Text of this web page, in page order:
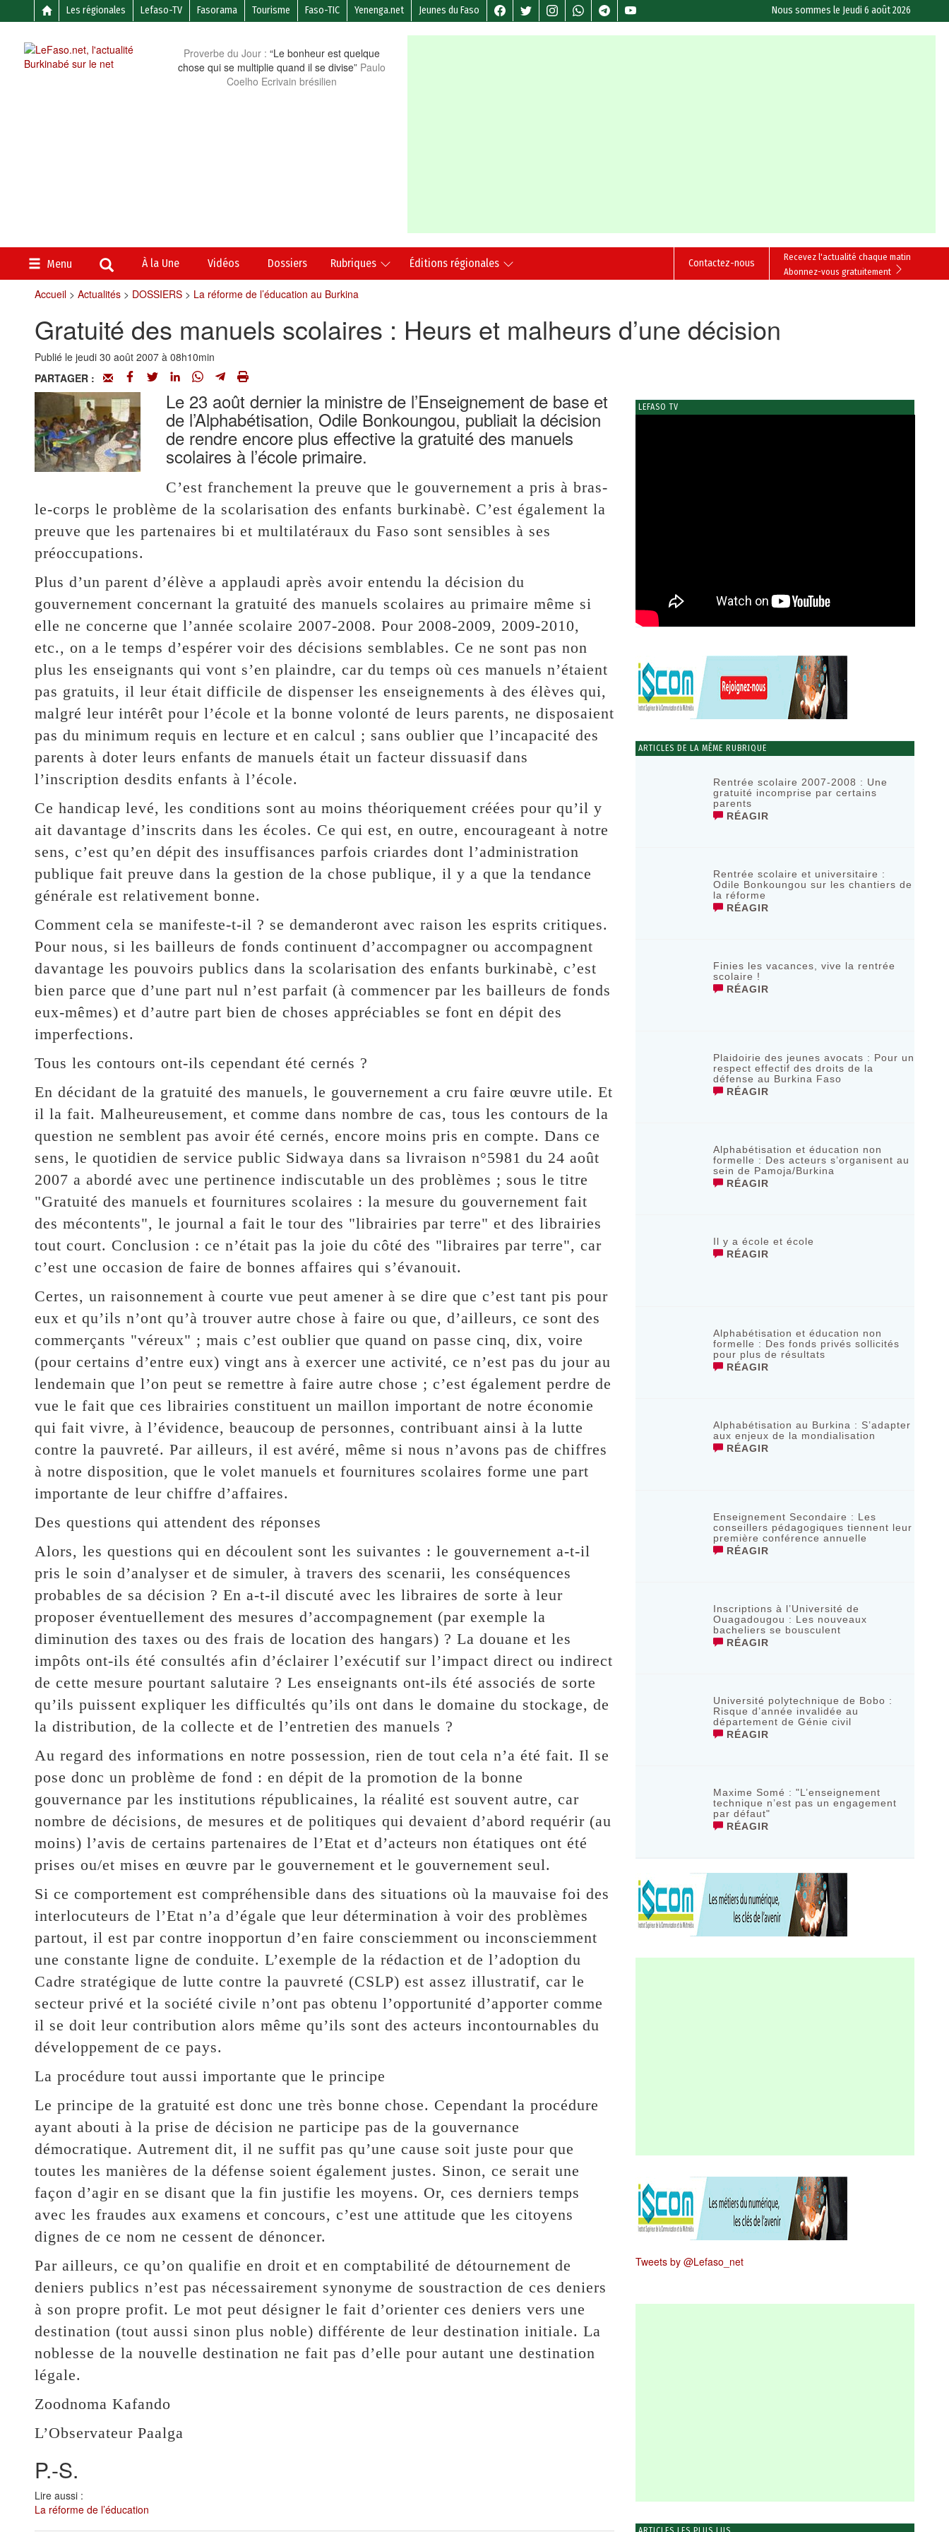
Les régionales Lefaso-TV Fasorama Tourisme Faso-TIC Yenenga.net Jeunes du Faso Nous sommes le Jeudi 6 août 2026
Proverbe du Jour : “Le bonheur est quelque
chose qui se multiplie quand il se divise” Paulo
Coelho Ecrivain brésilien
Menu À la Une Vidéos Dossiers Rubriques Éditions régionales
Recevez l'actualité chaque matin
Abonnez-vous gratuitement
Contactez-nous
Accueil> Actualités> DOSSIERS> La réforme de l’éducation au Burkina
Gratuité des manuels scolaires : Heurs et malheurs d’une décision
Publié le jeudi 30 août 2007 à 08h10min
PARTAGER :
Le 23 août dernier la ministre de l’Enseignement de base et
de l’Alphabétisation, Odile Bonkoungou, publiait la décision
de rendre encore plus effective la gratuité des manuels
scolaires à l’école primaire.
C’est franchement la preuve que le gouvernement a pris à bras-
le-corps le problème de la scolarisation des enfants burkinabè. C’est également la
preuve que les partenaires bi et multilatéraux du Faso sont sensibles à ses
préoccupations.
Plus d’un parent d’élève a applaudi après avoir entendu la décision du
gouvernement concernant la gratuité des manuels scolaires au primaire même si
elle ne concerne que l’année scolaire 2007-2008. Pour 2008-2009, 2009-2010,
etc., on a le temps d’espérer voir des décisions semblables. Ce ne sont pas non
plus les enseignants qui vont s’en plaindre, car du temps où ces manuels n’étaient
pas gratuits, il leur était difficile de dispenser les enseignements à des élèves qui,
malgré leur intérêt pour l’école et la bonne volonté de leurs parents, ne disposaient
pas du minimum requis en lecture et en calcul ; sans oublier que l’incapacité des
parents à doter leurs enfants de manuels était un facteur dissuasif dans
l’inscription desdits enfants à l’école.
Ce handicap levé, les conditions sont au moins théoriquement créées pour qu’il y
ait davantage d’inscrits dans les écoles. Ce qui est, en outre, encourageant à notre
sens, c’est qu’en dépit des insuffisances parfois criardes dont l’administration
publique fait preuve dans la gestion de la chose publique, il y a que la tendance
générale est relativement bonne.
Comment cela se manifeste-t-il ? se demanderont avec raison les esprits critiques.
Pour nous, si les bailleurs de fonds continuent d’accompagner ou accompagnent
davantage les pouvoirs publics dans la scolarisation des enfants burkinabè, c’est
bien parce que d’une part nul n’est parfait (à commencer par les bailleurs de fonds
eux-mêmes) et d’autre part bien de choses appréciables se font en dépit des
imperfections.
Tous les contours ont-ils cependant été cernés ?
En décidant de la gratuité des manuels, le gouvernement a cru faire œuvre utile. Et
il la fait. Malheureusement, et comme dans nombre de cas, tous les contours de la
question ne semblent pas avoir été cernés, encore moins pris en compte. Dans ce
sens, le quotidien de service public Sidwaya dans sa livraison n°5981 du 24 août
2007 a abordé avec une pertinence indiscutable un des problèmes ; sous le titre
"Gratuité des manuels et fournitures scolaires : la mesure du gouvernement fait
des mécontents", le journal a fait le tour des "librairies par terre" et des librairies
tout court. Conclusion : ce n’était pas la joie du côté des "libraires par terre", car
c’est une occasion de faire de bonnes affaires qui s’évanouit.
Certes, un raisonnement à courte vue peut amener à se dire que c’est tant pis pour
eux et qu’ils n’ont qu’à trouver autre chose à faire ou que, d’ailleurs, ce sont des
commerçants "véreux" ; mais c’est oublier que quand on passe cinq, dix, voire
(pour certains d’entre eux) vingt ans à exercer une activité, ce n’est pas du jour au
lendemain que l’on peut se remettre à faire autre chose ; c’est également perdre de
vue le fait que ces librairies constituent un maillon important de notre économie
qui fait vivre, à l’évidence, beaucoup de personnes, contribuant ainsi à la lutte
contre la pauvreté. Par ailleurs, il est avéré, même si nous n’avons pas de chiffres
à notre disposition, que le volet manuels et fournitures scolaires forme une part
importante de leur chiffre d’affaires.
Des questions qui attendent des réponses
Alors, les questions qui en découlent sont les suivantes : le gouvernement a-t-il
pris le soin d’analyser et de simuler, à travers des scenarii, les conséquences
probables de sa décision ? En a-t-il discuté avec les libraires de sorte à leur
proposer éventuellement des mesures d’accompagnement (par exemple la
diminution des taxes ou des frais de location des hangars) ? La douane et les
impôts ont-ils été consultés afin d’éclairer l’exécutif sur l’impact direct ou indirect
de cette mesure pourtant salutaire ? Les enseignants ont-ils été associés de sorte
qu’ils puissent expliquer les difficultés qu’ils ont dans le domaine du stockage, de
la distribution, de la collecte et de l’entretien des manuels ?
Au regard des informations en notre possession, rien de tout cela n’a été fait. Il se
pose donc un problème de fond : en dépit de la promotion de la bonne
gouvernance par les institutions républicaines, la réalité est souvent autre, car
nombre de décisions, de mesures et de politiques qui devaient d’abord requérir (au
moins) l’avis de certains partenaires de l’Etat et d’acteurs non étatiques ont été
prises ou/et mises en œuvre par le gouvernement et le gouvernement seul.
Si ce comportement est compréhensible dans des situations où la mauvaise foi des
interlocuteurs de l’Etat n’a d’égale que leur détermination à voir des problèmes
partout, il est par contre inopportun d’en faire consciemment ou inconsciemment
une constante ligne de conduite. L’exemple de la rédaction et de l’adoption du
Cadre stratégique de lutte contre la pauvreté (CSLP) est assez illustratif, car le
secteur privé et la société civile n’ont pas obtenu l’opportunité d’apporter comme
il se doit leur contribution alors même qu’ils sont des acteurs incontournables du
développement de ce pays.
La procédure tout aussi importante que le principe
Le principe de la gratuité est donc une très bonne chose. Cependant la procédure
ayant abouti à la prise de décision ne participe pas de la gouvernance
démocratique. Autrement dit, il ne suffit pas qu’une cause soit juste pour que
toutes les manières de la défense soient également justes. Sinon, ce serait une
façon d’agir en se disant que la fin justifie les moyens. Or, ces derniers temps
avec les fraudes aux examens et concours, c’est une attitude que les citoyens
dignes de ce nom ne cessent de dénoncer.
Par ailleurs, ce qu’on qualifie en droit et en comptabilité de détournement de
deniers publics n’est pas nécessairement synonyme de soustraction de ces deniers
à son propre profit. Le mot peut désigner le fait d’orienter ces deniers vers une
destination (tout aussi sinon plus noble) différente de leur destination initiale. La
noblesse de la nouvelle destination ne fait pas d’elle pour autant une destination
légale.
Zoodnoma Kafando
L’Observateur Paalga
P.-S.
Lire aussi :
La réforme de l’éducation
LEFASO TV
ARTICLES DE LA MÊME RUBRIQUE
Rentrée scolaire 2007-2008 : Une
gratuité incomprise par certains
parents
RÉAGIR
Rentrée scolaire et universitaire :
Odile Bonkoungou sur les chantiers de
la réforme
RÉAGIR
Finies les vacances, vive la rentrée
scolaire !
RÉAGIR
Plaidoirie des jeunes avocats : Pour un
respect effectif des droits de la
défense au Burkina Faso
RÉAGIR
Alphabétisation et éducation non
formelle : Des acteurs s’organisent au
sein de Pamoja/Burkina
RÉAGIR
Il y a école et école
RÉAGIR
Alphabétisation et éducation non
formelle : Des fonds privés sollicités
pour plus de résultats
RÉAGIR
Alphabétisation au Burkina : S’adapter
aux enjeux de la mondialisation
RÉAGIR
Enseignement Secondaire : Les
conseillers pédagogiques tiennent leur
première conférence annuelle
RÉAGIR
Inscriptions à l’Université de
Ouagadougou : Les nouveaux
bacheliers se bousculent
RÉAGIR
Université polytechnique de Bobo :
Risque d’année invalidée au
département de Génie civil
RÉAGIR
Maxime Somé : "L’enseignement
technique n’est pas un engagement
par défaut"
RÉAGIR
Tweets by @Lefaso_net